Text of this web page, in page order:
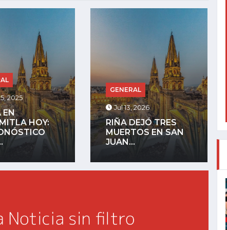
2026
TRES
EN SAN
GENERAL
Jul 27, 2025
LA COMUNIDAD
INDÍGENA DE
MEZQUITÁN
ADVIERTE QUE...